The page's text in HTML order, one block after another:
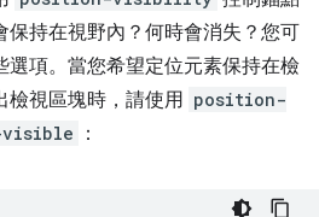
保持在視野內？何時會消失？您可
選項。當您希望定位元素保持在檢
檢視區塊時，請使用 position-
：